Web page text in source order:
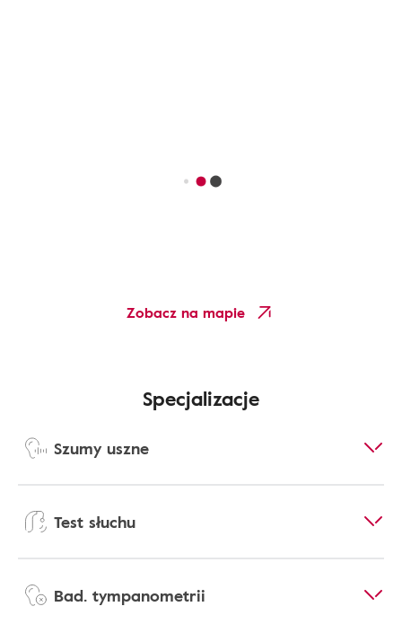
Zobacz na mapie
Specjalizacje
Szumy uszne
Test słuchu
Bad. tympanometrii